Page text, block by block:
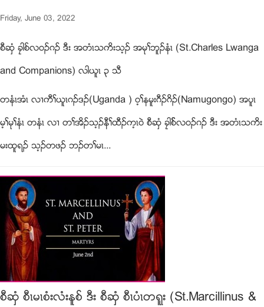
Friday, June 03, 2022
စီဆံွ ခေါစ္လ၀ဥဂဥ ဒီး အတံၚသကိးသ့ဥ အမုႈဘူဥနံၚ (St.Charles Lwanga
and Companions) လါဎူၚ ၃ သီ
တနံၚအံၚ လ႕ကီႈဎူၚဂဥဒဥ(Uganda ) ၀့ႈနမူးဂီဥဂိဥ(Namugongo) အပူၚ
မ့ႈမုႈနံၚ တနံၚ လ႕ တႈအိဥသ့ဥနီႈထီဥက့ၚ၀ဲ စီဆွံ ခေါစ္္လ၀ဥဂဥ ဒီး အတံၚသကိး
မးထူရဥ သ့ဥတဖဥ ဘဥတႈမၚ...
စီဆွံ စီၚမၚစံးလံးႏူစ္ ဒီး စီဆွံ စီၚပံၚတရူး (St.Marcillinus &